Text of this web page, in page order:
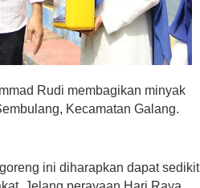
Rudi membagikan minyak
Kecamatan Galang.
ini diharapkan dapat sedikit